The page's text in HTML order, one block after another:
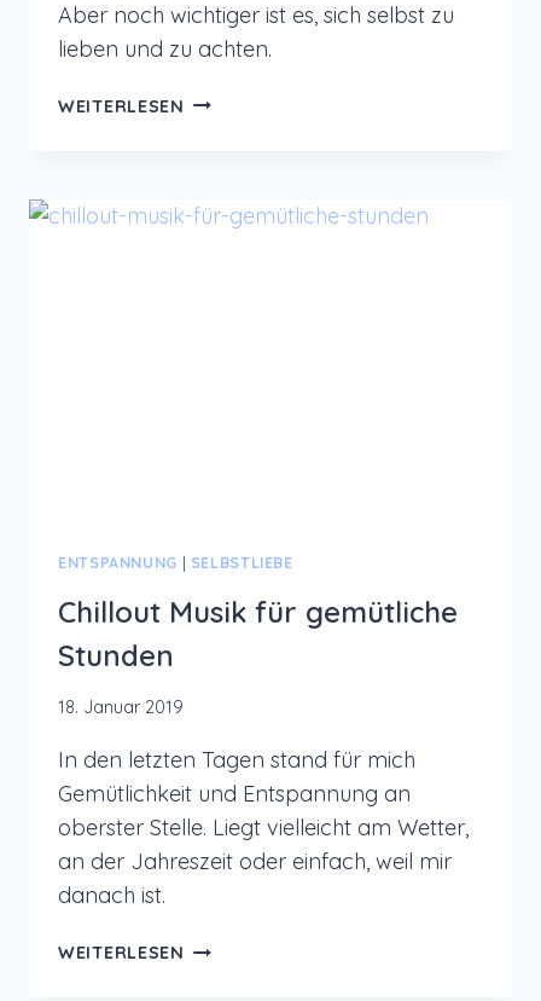
Aber noch wichtiger ist es, sich selbst zu
lieben und zu achten.
WEITERLESEN LIEBENDE
ENTSPANNUNG | SELBSTLIEBE
Chillout Musik für gemütliche
Stunden
18. Januar 2019
In den letzten Tagen stand für mich
Gemütlichkeit und Entspannung an
oberster Stelle. Liegt vielleicht am Wetter,
an der Jahreszeit oder einfach, weil mir
danach ist.
WEITERLESEN CHILLOUT